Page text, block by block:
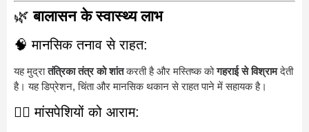
🌿बालासन के स्वास्थ्य लाभ
🧠 मानसिक तनाव से राहत:
यह मुद्रातंत्रिका तंत्र को शांतकरती है और मस्तिष्क कोगहराई से विश्रामदेती
है। यह डिप्रेशन, चिंता और मानसिक थकान से राहत पाने में सहायक है।
💆‍♂️ मांसपेशियों को आराम: